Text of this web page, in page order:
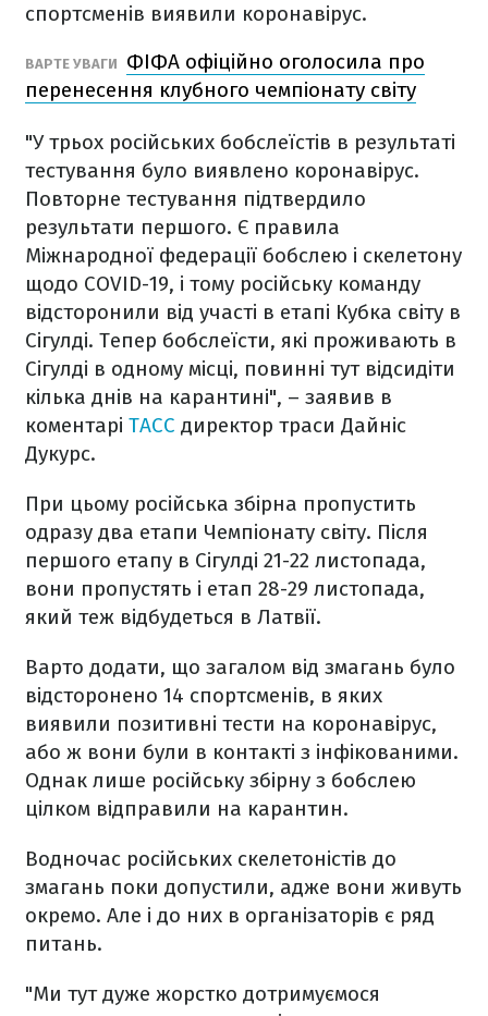
спортсменів виявили коронавірус.
ВАРТЕ УВАГИ
ФІФА офіційно оголосила про
перенесення клубного чемпіонату світу
"У трьох російських бобслеїстів в результаті
тестування було виявлено коронавірус.
Повторне тестування підтвердило
результати першого. Є правила
Міжнародної федерації бобслею і скелетону
щодо COVID-19, і тому російську команду
відсторонили від участі в етапі Кубка світу в
Сігулді. Тепер бобслеїсти, які проживають в
Сігулді в одному місці, повинні тут відсидіти
кілька днів на карантині", – заявив в
коментарі ТАСС директор траси Дайніс
Дукурс.
При цьому російська збірна пропустить
одразу два етапи Чемпіонату світу. Після
першого етапу в Сігулді 21-22 листопада,
вони пропустять і етап 28-29 листопада,
який теж відбудеться в Латвії.
Варто додати, що загалом від змагань було
відсторонено 14 спортсменів, в яких
виявили позитивні тести на коронавірус,
або ж вони були в контакті з інфікованими.
Однак лише російську збірну з бобслею
цілком відправили на карантин.
Водночас російських скелетоністів до
змагань поки допустили, адже вони живуть
окремо. Але і до них в організаторів є ряд
питань.
"Ми тут дуже жорстко дотримуємося